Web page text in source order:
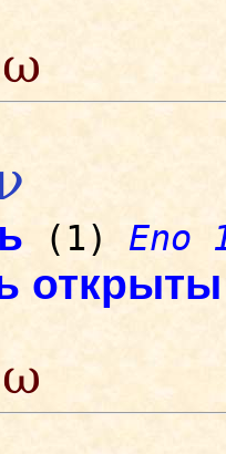
(1) Eno
открыты